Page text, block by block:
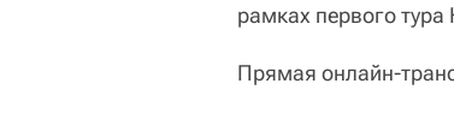
рамках первого тура
Прямая онлайн-